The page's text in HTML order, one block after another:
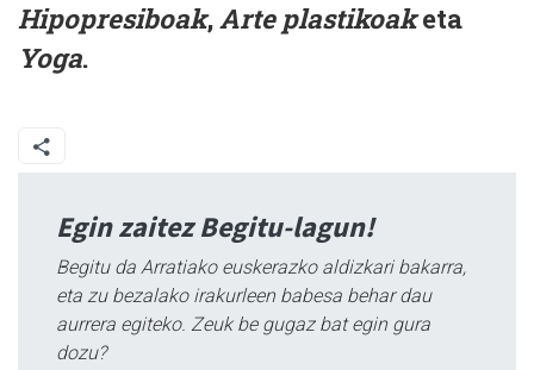
Hipopresiboak,Arte plastikoaketa
Yoga.
Egin zaitez Begitu-lagun!
Begitu da Arratiako euskerazko aldizkari bakarra,
eta zu bezalako irakurleen babesa behar dau
aurrera egiteko. Zeuk be gugaz bat egin gura
dozu?